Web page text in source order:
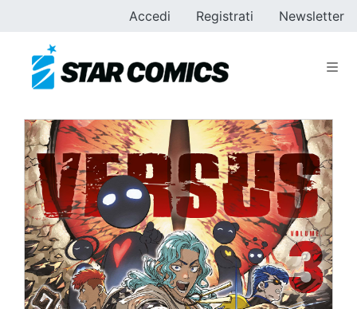
Accedi Registrati Newsletter